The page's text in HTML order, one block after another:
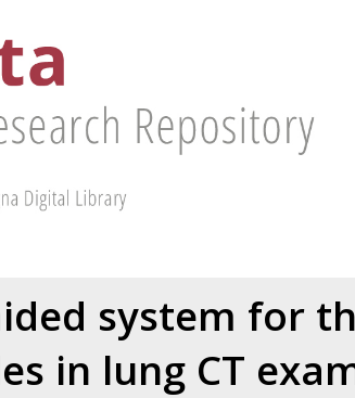
system for
in lung CT